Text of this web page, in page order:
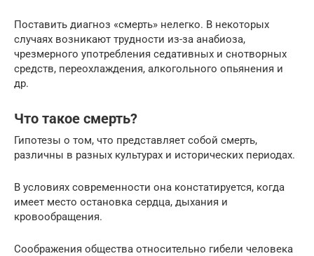
Поставить диагноз «смерть» нелегко. В некоторых
случаях возникают трудности из-за анабиоза,
чрезмерного употребления седативных и снотворных
средств, переохлаждения, алкогольного опьянения и
др.
Что такое смерть?
Гипотезы о том, что представляет собой смерть,
различны в разных культурах и исторических периодах.
В условиях современности она констатируется, когда
имеет место остановка сердца, дыхания и
кровообращения.
Соображения общества относительно гибели человека